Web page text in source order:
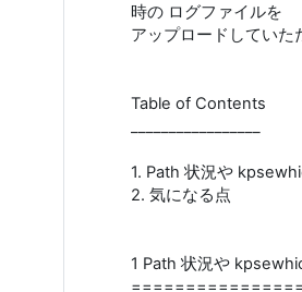
時の ログファイルを
アップロードしていた
Table of Contents
1. Path 状況や
2. 気になる点
1 Path 状況や